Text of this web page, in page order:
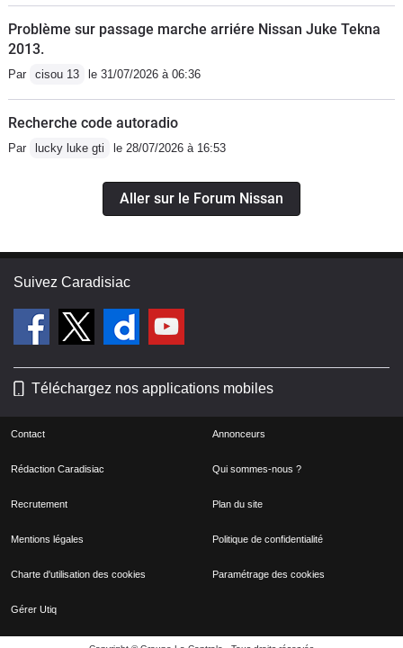
Problème sur passage marche arriére Nissan Juke Tekna
2013.
Par cisou 13 le 31/07/2026 à 06:36
Recherche code autoradio
Par lucky luke gti le 28/07/2026 à 16:53
Aller sur le Forum Nissan
Suivez Caradisiac
Téléchargez nos applications mobiles
Contact Annonceurs
Rédaction Caradisiac Qui sommes-nous ?
Recrutement Plan du site
Mentions légales Politique de confidentialité
Charte d'utilisation des cookies Paramétrage des cookies
Gérer Utiq